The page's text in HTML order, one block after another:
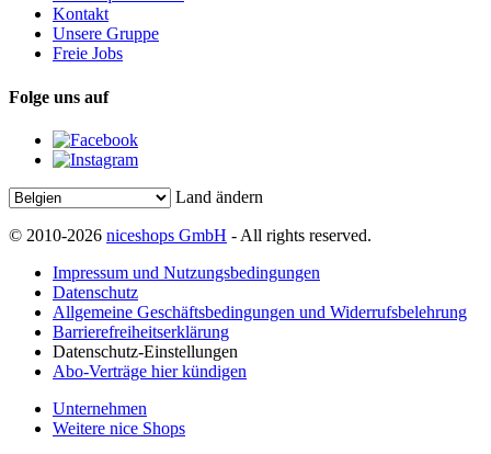
Kontakt
Unsere Gruppe
Freie Jobs
Folge uns auf
Land ändern
© 2010-2026 niceshops GmbH - All rights reserved.
Impressum und Nutzungsbedingungen
Datenschutz
Allgemeine Geschäftsbedingungen und Widerrufsbelehrung
Barrierefreiheitserklärung
Datenschutz-Einstellungen
Abo-Verträge hier kündigen
Unternehmen
Weitere nice Shops